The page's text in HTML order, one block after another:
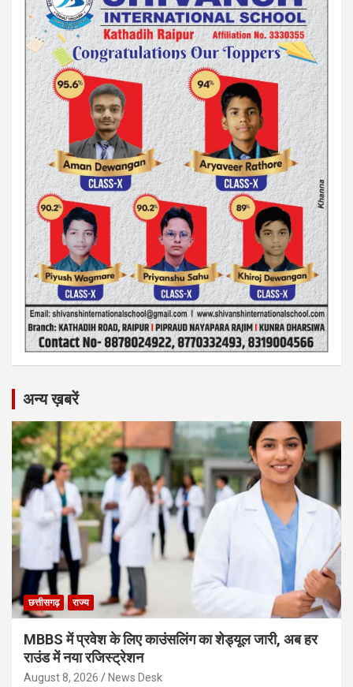
अन्य ख़बरें
छत्तीसगढ़ राज्य
MBBS में प्रवेश के लिए काउंसलिंग का शेड्यूल जारी, अब हर
राउंड में नया रजिस्ट्रेशन
August 8, 2026 News Desk